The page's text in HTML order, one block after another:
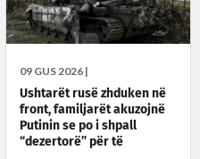
09 GUS 2026 |
Ushtarët rusë zhduken në
front, familjarët akuzojnë
Putinin se po i shpall
“dezertorë” për të